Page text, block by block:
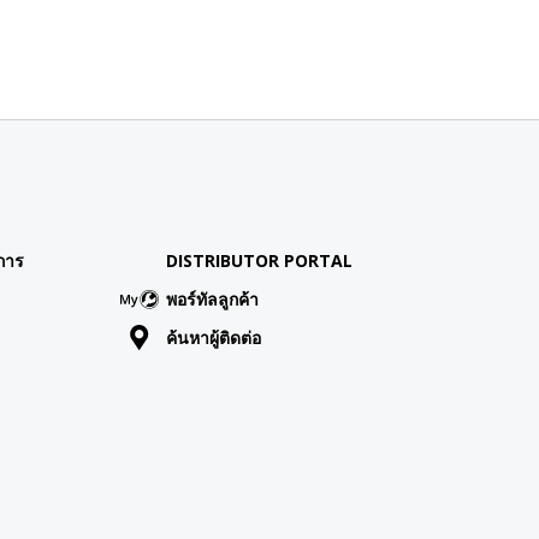
ร
DISTRIBUTOR PORTAL
พอร์ทัลลูกค้า
ค้นหาผู้ติดต่อ